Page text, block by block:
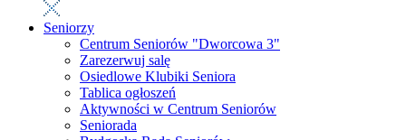
Seniorzy
Centrum Seniorów "Dworcowa 3"
Zarezerwuj salę
Osiedlowe Klubiki Seniora
Tablica ogłoszeń
Aktywności w Centrum Seniorów
Seniorada